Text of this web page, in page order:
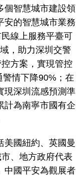
個智慧城市建設領
安的智慧城市業務
線上服務平臺可
，助力深圳交警
方案，實現管控
情下降90%；在
現深圳流感預測準
計為南寧市國有企
國紐約、英國曼
、地方政府代表
中國平安為觀展者